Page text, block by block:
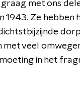
met ons
1943. Ze hebben
veel
in het